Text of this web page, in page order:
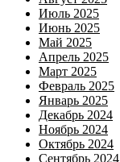
Июль 2025
Июнь 2025
Май 2025
Апрель 2025
Март 2025
Февраль 2025
Январь 2025
Декабрь 2024
Ноябрь 2024
Октябрь 2024
Сентябрь 2024